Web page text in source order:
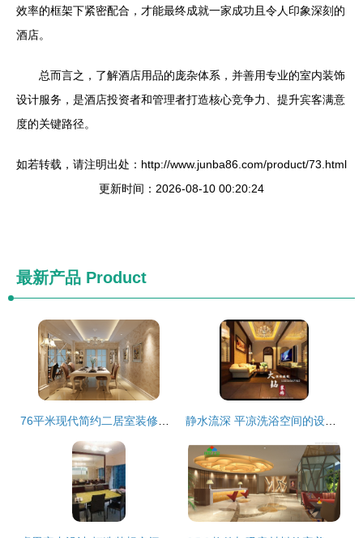
效率的框架下紧密配合，才能最终成就一家成功且令人印象深刻的
酒店。
总而言之，了解酒店用品的庞杂体系，并善用专业的室内装饰
设计服务，是酒店投资者和管理者打造核心竞争力、提升宾客满意
度的关键路径。
如若转载，请注明出处：http://www.junba86.com/product/73.html
更新时间：2026-08-10 00:20:24
最新产品 Product